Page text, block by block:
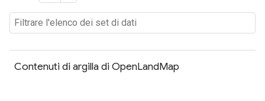
Contenuti di argilla di OpenLandMap